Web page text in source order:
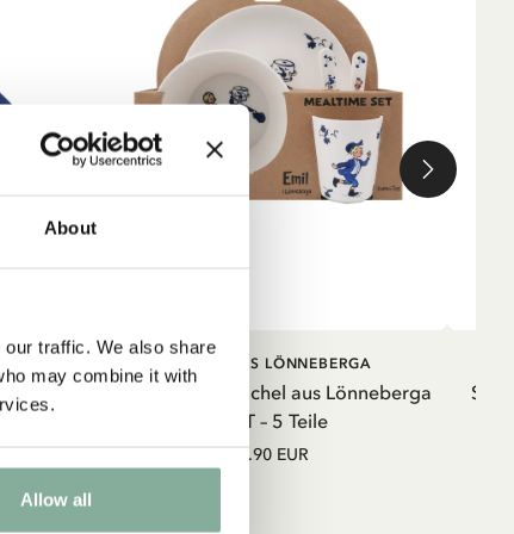
About
traffic. We also share
may combine it with
Allow all
-
IN DEN WARENKORB
Kinderservice Michel aus Lönneberga
RPET – 5 Teile
MICHEL AUS LÖNNEBERGA
34.90 EUR